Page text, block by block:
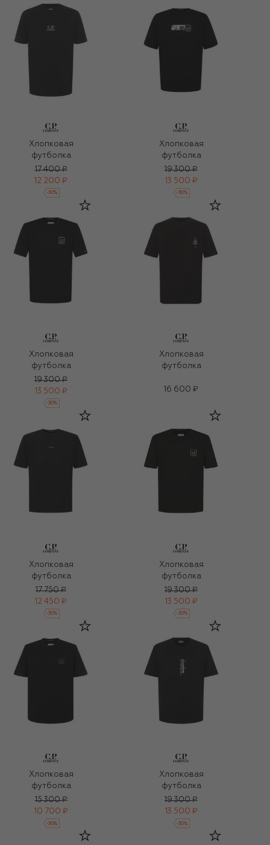
Хлопковая
футболка
17 400 ₽
12 200 ₽
-30%
Хлопковая
футболка
19 300 ₽
13 500 ₽
-30%
Хлопковая
футболка
19 300 ₽
13 500 ₽
-30%
Хлопковая
футболка
16 600 ₽
Хлопковая
футболка
17 750 ₽
12 450 ₽
-30%
Хлопковая
футболка
19 300 ₽
13 500 ₽
-30%
Хлопковая
футболка
15 300 ₽
10 700 ₽
-30%
Хлопковая
футболка
19 300 ₽
13 500 ₽
-30%